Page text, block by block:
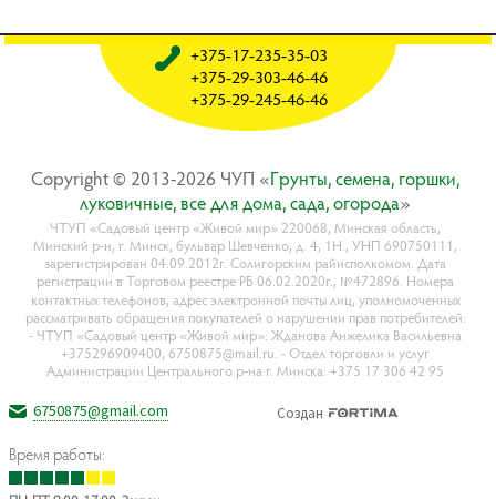
Copyright © 2013-2026 ЧУП «Гpyнты, ceмeнa, гopшки,
лyкoвичныe, вce для дoмa, caдa, oгopoдa»
ЧТУП «Садовый центр «Живой мир» 220068, Минская область,
Минский р-н, г. Минск, бульвар Шевченко, д. 4, 1Н., УНП 690750111,
зарегистрирован 04.09.2012г. Солигорским райисполкомом. Дата
регистрации в Торговом реестре РБ 06.02.2020г., №472896. Номера
контактных телефонов, адрес электронной почты лиц, уполномоченных
рассматривать обращения покупателей о нарушении прав потребителей:
- ЧТУП «Садовый центр «Живой мир»: Жданова Анжелика Васильевна
+375296909400, 6750875@mail.ru. - Отдел торговли и услуг
Администрации Центрального р-на г. Минска: +375 17 306 42 95
+375-17-235-35-03
+375-29-303-46-46
+375-29-245-46-46
6750875@gmail.com
Время работы:
Создан